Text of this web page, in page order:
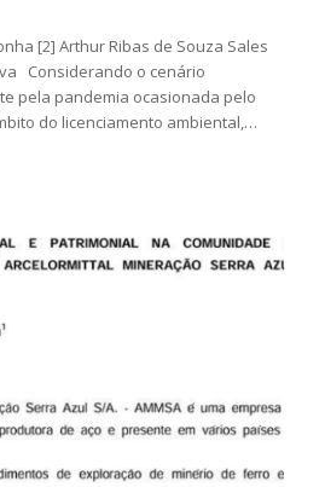
[2] Arthur Ribas de Souza Sales
Considerando o cenário
pela pandemia ocasionada pelo
do licenciamento ambiental,…